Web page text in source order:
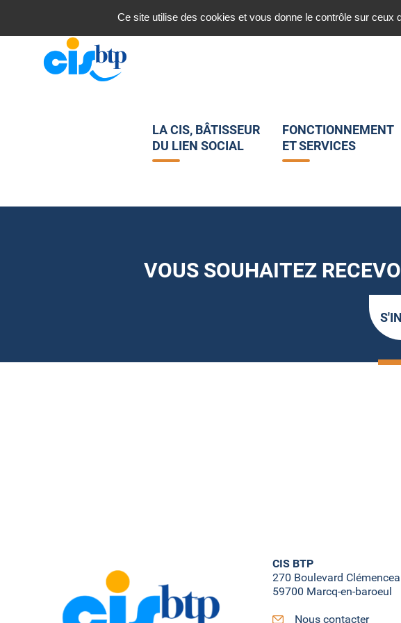
Nous contacter : 03 20 45 82
LA CIS, BÂTISSEUR
DU LIEN SOCIAL
FONCTIONNEMENT
ET SERVICES
VOUS SOUHAITEZ
CIS BTP
270 Boulevard
59700 Marcq-en-baroeul
Nous contacter
Ce site utilise des cookies et vous donne le contrôle sur ceux